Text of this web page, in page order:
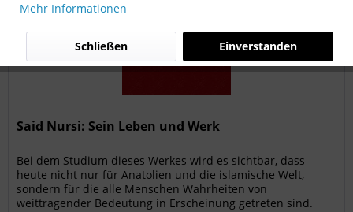
Said Nursi: Sein Leben und Werk
Bei dem Studium dieses Werkes wird es sichtbar, dass
heute nicht nur für Anatolien und die islamische Welt,
sondern für die alle Menschen Wahrheiten von
weittragender Bedeutung in Erscheinung getreten sind.
Mehr Informationen
Einverstanden
Schließen